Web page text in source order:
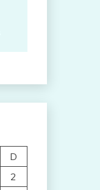
D
2